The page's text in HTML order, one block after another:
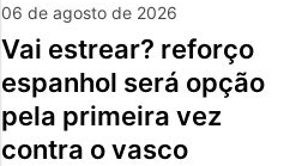
06 de agosto de 2026
vai estrear? reforço
espanhol será opção
pela primeira vez
contra o vasco